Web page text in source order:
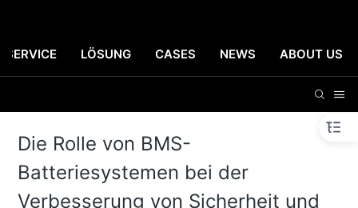
SERVICE LÖSUNG CASES NEWS ABOUT US
Die Rolle von BMS-
Batteriesystemen bei der
Verbesserung von Sicherheit und